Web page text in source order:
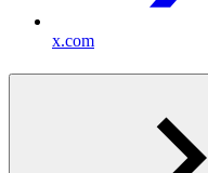
x.com